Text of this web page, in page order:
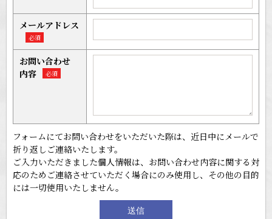
メールアドレス
必須
お問い合わせ
内容
必須
フォームにてお問い合わせをいただいた際は、近日中にメールで
折り返しご連絡いたします。
ご入力いただきました個人情報は、お問い合わせ内容に関する対
応のためご連絡させていただく場合にのみ使用し、その他の目的
には一切使用いたしません。